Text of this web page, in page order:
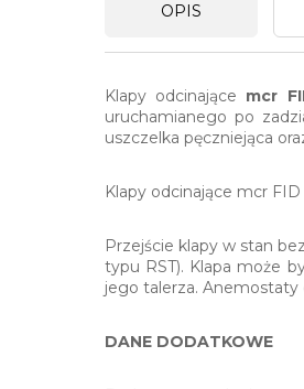
OPIS
Klapy odcinające mcr
uruchamianego po
uszczelka pęczniejąca
Klapy odcinające mcr
Przejście klapy w stan
typu RST). Klapa może
jego talerza. Anemostaty
DANE DODATKOWE